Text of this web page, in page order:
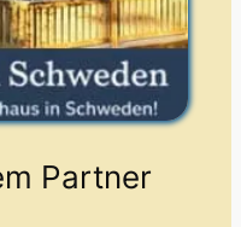
Partner